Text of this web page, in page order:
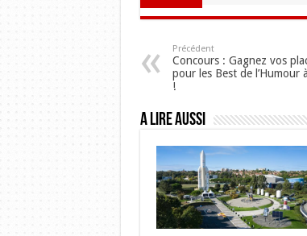
Précédent
Concours : Gagnez vos
pour les Best de l’Humour
!
A lire aussi